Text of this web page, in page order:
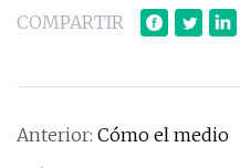
COMPARTIR
Anterior: Cómo el medio